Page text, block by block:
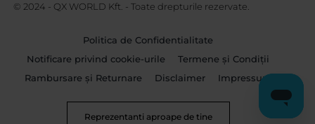
© 2024 - QX WORLD Kft. - Toate drepturile rezervate.
Politica de Confidentialitate
Notificare privind cookie-urile
Termene și Condiții
Rambursare și Returnare
Disclaimer Impressum
Reprezentanti aproape de tine